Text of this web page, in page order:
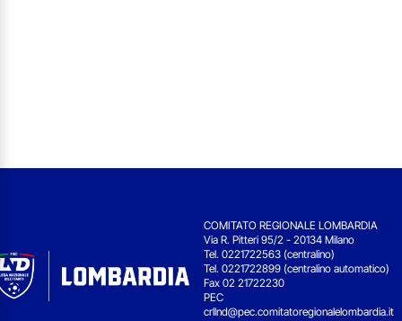
COMITATO REGIONALE LOMBARDIA
Via R. Pitteri 95/2 - 20134 Milano
Tel. 0221722563 (centralino)
Tel. 0221722899 (centralino automatico)
Fax 02 21722230
PEC
crllnd@pec.comitatoregionalelombardia.it